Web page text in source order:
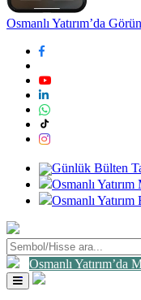
Osmanlı Yatırım’da
Günlük Bülten
Osmanlı
Osmanlı Yatırım
Osmanlı Yatırım’da
Toggle
navigation